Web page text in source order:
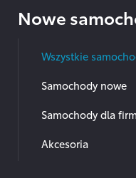
Nowe
Wszystkie
Samochody nowe
Samochody dla firm
Akcesoria